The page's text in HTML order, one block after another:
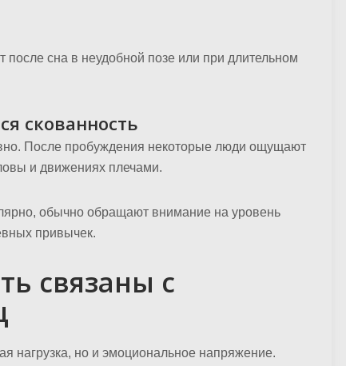
сна в неудобной позе или при длительном
скованность
После пробуждения некоторые люди ощущают
и движениях плечами.
обычно обращают внимание на уровень
привычек.
связаны с
нагрузка, но и эмоциональное напряжение.